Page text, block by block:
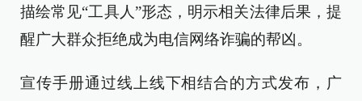
描绘常见“工具人”形态，明示相关法律后果，提
醒广大群众拒绝成为电信网络诈骗的帮凶。
宣传手册通过线上线下相结合的方式发布，广